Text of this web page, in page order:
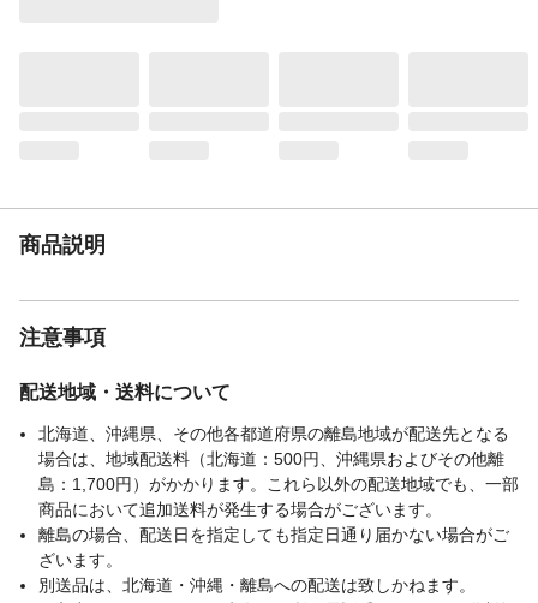
商品説明
注意事項
配送地域・送料について
北海道、沖縄県、その他各都道府県の離島地域が配送先となる
場合は、地域配送料（北海道：500円、沖縄県およびその他離
島：1,700円）がかかります。これら以外の配送地域でも、一部
商品において追加送料が発生する場合がございます。
離島の場合、配送日を指定しても指定日通り届かない場合がご
ざいます。
別送品は、北海道・沖縄・離島への配送は致しかねます。